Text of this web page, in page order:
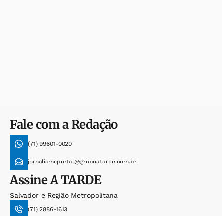
Fale com a Redação
(71) 99601-0020
jornalismoportal@grupoatarde.com.br
AssineA TARDE
Salvador e Região Metropolitana
(71) 2886-1613